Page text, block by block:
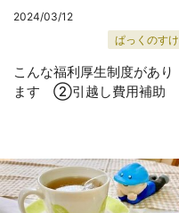
2024/03/12
ぱっくのすけ
こんな福利厚生制度があり
ます ②引越し費用補助